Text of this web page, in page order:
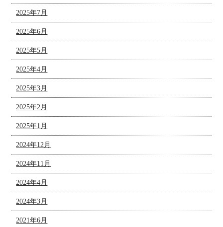
2025年7月
2025年6月
2025年5月
2025年4月
2025年3月
2025年2月
2025年1月
2024年12月
2024年11月
2024年4月
2024年3月
2021年6月